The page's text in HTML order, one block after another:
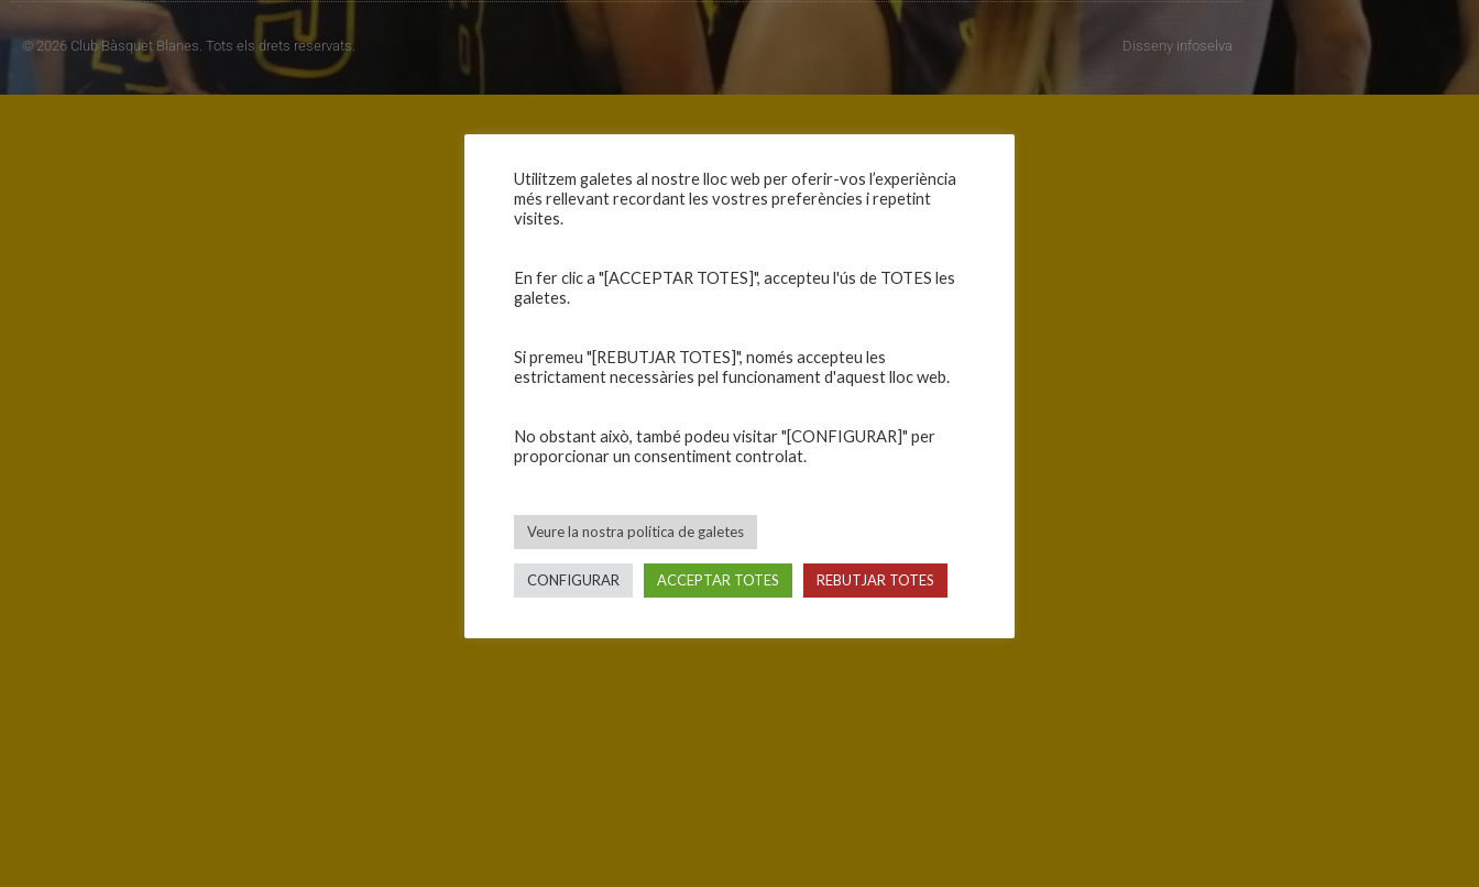
© 2026 Club Bàsquet Blanes. Tots els drets reservats. Disseny infoselva
Utilitzem galetes al nostre lloc web per oferir-vos l’experiència
més rellevant recordant les vostres preferències i repetint
visites.
En fer clic a "[ACCEPTAR TOTES]", accepteu l'ús de TOTES les
galetes.
Si premeu "[REBUTJAR TOTES]", només accepteu les
estrictament necessàries pel funcionament d'aquest lloc web.
No obstant això, també podeu visitar "[CONFIGURAR]" per
proporcionar un consentiment controlat.
Veure la nostra política de galetes
CONFIGURAR ACCEPTAR TOTES REBUTJAR TOTES